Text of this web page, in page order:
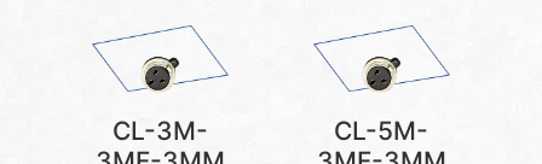
CL-3M-
CL-5M-